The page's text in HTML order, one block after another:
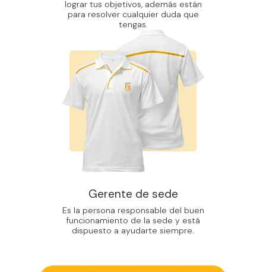
lograr tus objetivos, además están
para resolver cualquier duda que
tengas.
Gerente de sede
Es la persona responsable del buen
funcionamiento de la sede y está
dispuesto a ayudarte siempre.